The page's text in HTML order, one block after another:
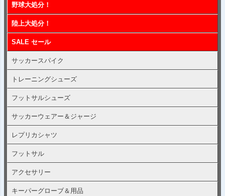
野球大処分！
陸上大処分！
SALE セール
サッカースパイク
トレーニングシューズ
フットサルシューズ
サッカーウェアー＆ジャージ
レプリカシャツ
フットサル
アクセサリー
キーパーグローブ＆用品